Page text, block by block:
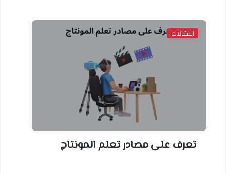
المقالات
تعرف على مصادر تعلم المونتاج